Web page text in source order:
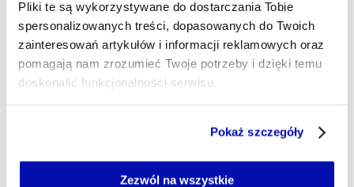
Pliki te są wykorzystywane do dostarczania Tobie
spersonalizowanych treści, dopasowanych do Twoich
zainteresowań artykułów i informacji reklamowych oraz
pomagają nam zrozumieć Twoje potrzeby i dzięki temu
doskonalić funkcjonalności serwisu.
Jeżeli nie wyrażasz zgody na zapisywanie plików cookie,
możesz łatwo zarządzać swoimi uprawnieniami, np. we
Pokaż szczegóły
Zezwól na wszystkie